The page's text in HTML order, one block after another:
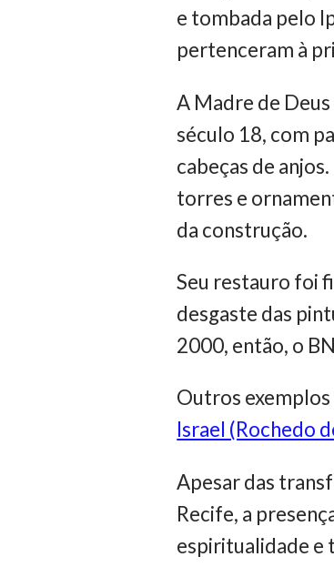
e tombada pelo
pertenceram à
A Madre de
século 18, com
cabeças de
torres e
da construção.
Seu restauro foi
desgaste das
2000, então, o
Outros
Israel (Rochedo
Apesar das
Recife, a
espiritualidade e